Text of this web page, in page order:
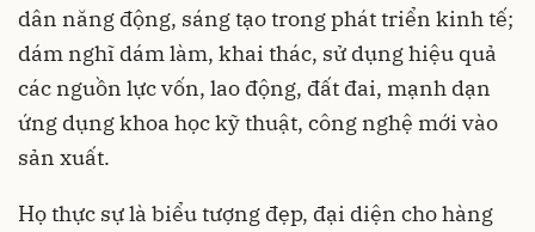
dân năng động, sáng tạo trong phát triển kinh tế;
dám nghĩ dám làm, khai thác, sử dụng hiệu quả
các nguồn lực vốn, lao động, đất đai, mạnh dạn
ứng dụng khoa học kỹ thuật, công nghệ mới vào
sản xuất.
Họ thực sự là biểu tượng đẹp, đại diện cho hàng